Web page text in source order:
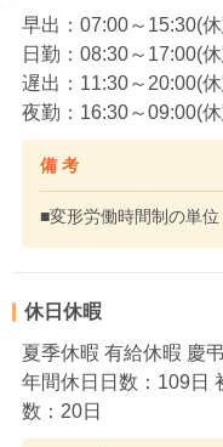
早出：07:00～15:30(
日勤：08:30～17:00(
遅出：11:30～20:00(
夜勤：16:30～09:00(
備 考
■変形労働時間制の単
休日休暇
夏季休暇 有給休暇 慶
年間休日日数：109日
数：20日